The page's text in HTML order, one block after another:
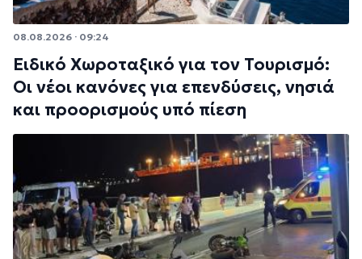
08.08.2026 · 09:24
Ειδικό Χωροταξικό για τον Τουρισμό:
Οι νέοι κανόνες για επενδύσεις, νησιά
και προορισμούς υπό πίεση